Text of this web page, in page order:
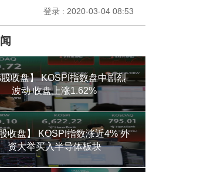
登录 : 2020-03-04 08:53
收盘】 KOSPI指数盘中剧烈
波动 收盘上涨1.62%
收盘】 KOSPI指数涨近4% 外
资大举买入半导体板块